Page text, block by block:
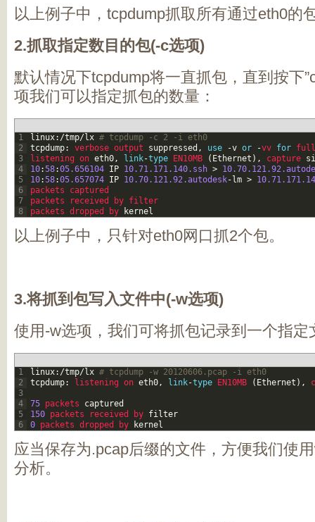
以上例子中，tcpdump抓取所有通过eth0的
2.抓取指定数目的包(-c选项)
默认情况下tcpdump将一直抓包，直到按下
项我们可以指定抓包的数量：
1
2
3
4
5
6
7
8
linux: /tmp/lx # tcpdump -c 2 -i eth0
tcpdump: verbose output suppressed , use -v or -vv for
listening on eth0, link-type EN10MB ( Ethernet ) , capture
10:58:05.656104 IP 10.71.171.140.ssh >
10:58:05.657074 IP 10.70.121.92.autodesk- lm >
packets captured
packets
received by filter
packets dropped by kernel
以上例子中，只针对eth0网口抓2个包。
3.将抓到包写入文件中(-w选项)
使用-w选项，我们可将抓包记录到一个指
1
2
3
4
5
6
linux: /tmp/lx # tcpdump -w 20120606.pcap -i eth0
tcpdump: listening on eth0, link-type EN10MB ( Ethernet ) ,
75 packets captured
150 packets received by filter
0 packets dropped by kernel
应当保存为.pcap后缀的文件，方便我们使
分析。